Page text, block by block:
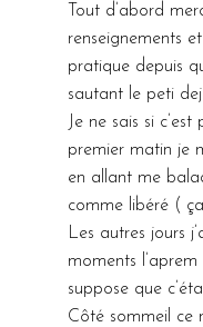
Tout d’abord
renseignements
pratique depuis
sautant le peti
Je ne sais si
premier matin je
en allant me
comme libéré (
Les autres jours
moments
suppose que
Côté sommeil ce